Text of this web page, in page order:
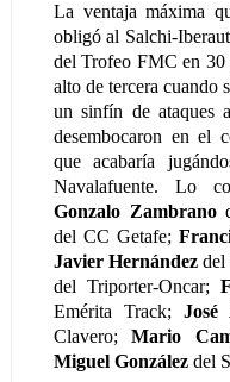
La ventaja máxima
obligó al Salchi-
del Trofeo FMC en 30
alto de tercera cuando
un sinfín de ataques
desembocaron en el
que acabaría
Navalafuente. Lo
Gonzalo Zambrano
del CC Getafe;
Javier Hernándezdel
del Triporter-Oncar;
Emérita Track; José
Clavero;Mario
Miguel Gonzálezdel